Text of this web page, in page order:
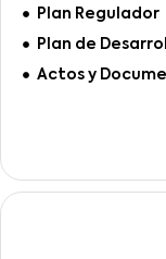
Plan Regulador
Plan de
Actos y